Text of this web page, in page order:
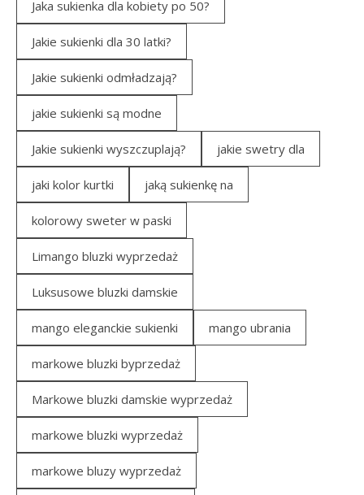
Jaka sukienka dla kobiety po 50?
Jakie sukienki dla 30 latki?
Jakie sukienki odmładzają?
jakie sukienki są modne
Jakie sukienki wyszczuplają? jakie swetry dla
jaki kolor kurtki jaką sukienkę na
kolorowy sweter w paski
Limango bluzki wyprzedaż
Luksusowe bluzki damskie
mango eleganckie sukienki mango ubrania
markowe bluzki byprzedaż
Markowe bluzki damskie wyprzedaż
markowe bluzki wyprzedaż
markowe bluzy wyprzedaż